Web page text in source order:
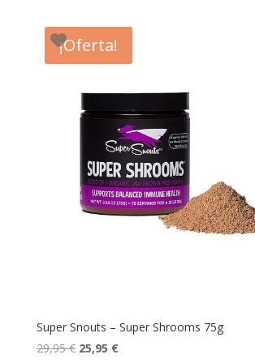
desde
hasta
¡Oferta!
Super Snouts – Super Shrooms 75g
29,95€ El
25,95 €El